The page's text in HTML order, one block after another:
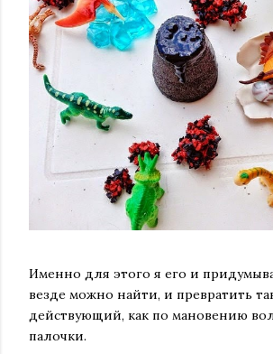
Именно для этого я его и
везде можно найти, и превратить
действующий, как по мановению
палочки.